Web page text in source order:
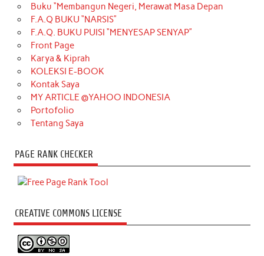
Buku “Membangun Negeri, Merawat Masa Depan
F.A.Q BUKU “NARSIS”
F.A.Q. BUKU PUISI “MENYESAP SENYAP”
Front Page
Karya & Kiprah
KOLEKSI E-BOOK
Kontak Saya
MY ARTICLE @YAHOO INDONESIA
Portofolio
Tentang Saya
PAGE RANK CHECKER
CREATIVE COMMONS LICENSE